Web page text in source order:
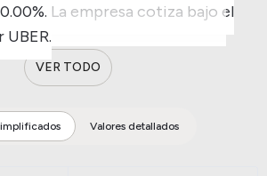
La empresa cotiza bajo el
VER TODO
Valores detallados